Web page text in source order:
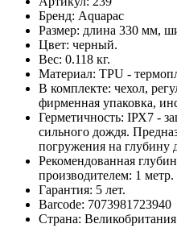
Бренд: Aquapac
Размер: длина 330 мм,
Цвет: черный.
Вес: 0.118 кг.
Материал: TPU -
В комплекте: чехол,
фирменная упаковка,
Герметичность: IРХ7 -
сильного дождя.
погружения на глубину
Рекомендованная
производителем: 1 метр.
Гарантия: 5 лет.
Barcode: 7073981723940
Страна: